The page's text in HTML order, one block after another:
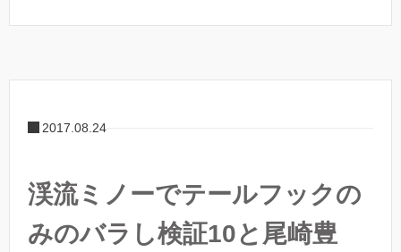
2017.08.24
渓流ミノーでテールフックの
みのバラし検証10と尾崎豊